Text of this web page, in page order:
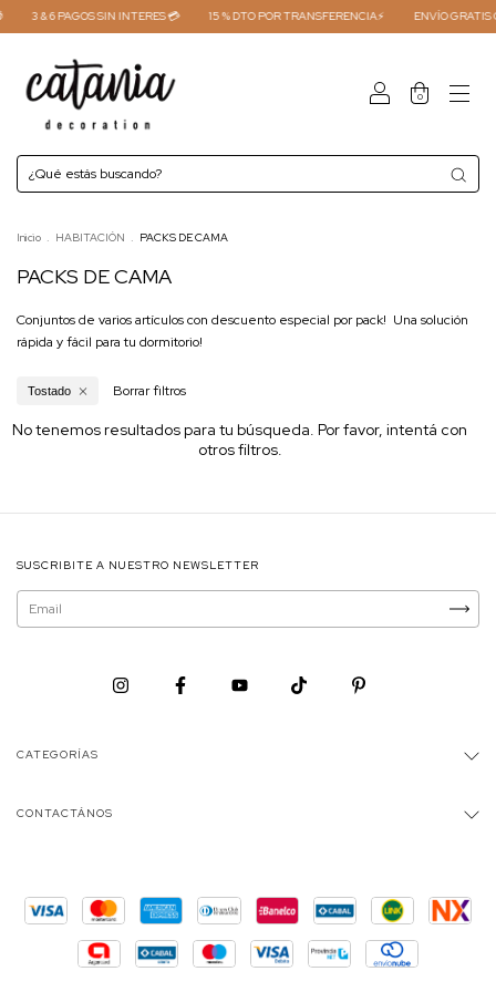
3 & 6 PAGOS SIN INTERES 💳 15 % DTO POR TRANSFERENCIA⚡ ENVÍO GRATIS
0
Inicio . HABITACIÓN . PACKS DE CAMA
PACKS DE CAMA
Conjuntos de varios artículos con descuento especial por pack! Una solución
rápida y fácil para tu dormitorio!
Tostado Borrar filtros
No tenemos resultados para tu búsqueda. Por favor, intentá con
otros filtros.
SUSCRIBITE A NUESTRO NEWSLETTER
CATEGORÍAS
CONTACTÁNOS